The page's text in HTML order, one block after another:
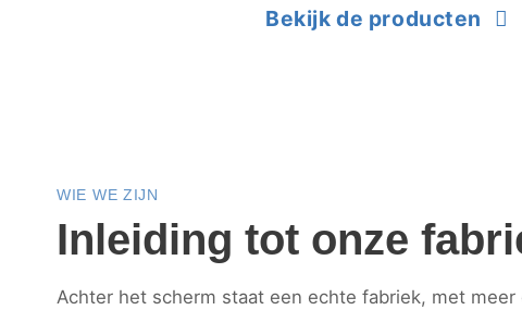
Bekijk de producten
WIE WE ZIJN
Inleiding tot onze
Achter het scherm staat een echte fabriek, met meer